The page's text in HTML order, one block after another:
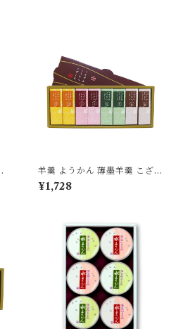
羊羹 ようかん 薄墨羊羹 こざく
ら 8個入 ひとくち 一口 ミニ
和菓子 デザート 贈り物 プレゼ
¥1,728